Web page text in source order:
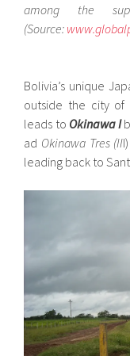
among the
(Source:
Bolivia’s unique
outside the city of
leads to Okinawa I
ad Okinawa Tres (II
leading back to